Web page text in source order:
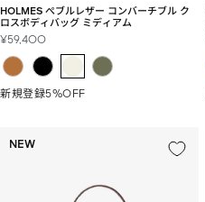
HOLMES ぺブルレザー コンバーチブル ク
ロスボディバッグ ミディアム
セ
ル
格
¥59,400
新規登録5%OFF
NEW